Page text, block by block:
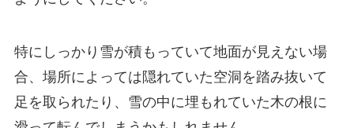
特にしっかり雪が積もっていて地面が見えない場
合、場所によっては隠れていた空洞を踏み抜いて
足を取られたり、雪の中に埋もれていた木の根に